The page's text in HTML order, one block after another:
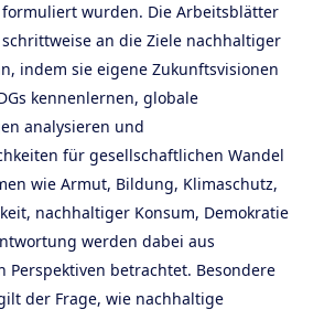
wurden. Die Arbeitsblätter
an die Ziele nachhaltiger
indem sie eigene Zukunftsvisionen
kennenlernen, globale
analysieren und
für gesellschaftlichen Wandel
wie Armut, Bildung, Klimaschutz,
nachhaltiger Konsum, Demokratie
werden dabei aus
Perspektiven betrachtet. Besondere
der Frage, wie nachhaltige